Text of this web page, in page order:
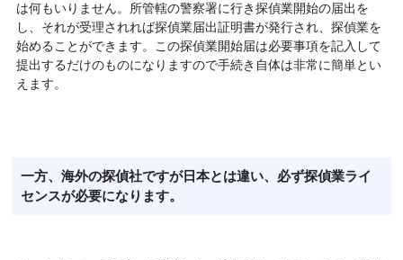
は何もいりません。所管轄の警察署に行き探偵業開始の届出を
し、それが受理されれば探偵業届出証明書が発行され、探偵業を
始めることができます。この探偵業開始届は必要事項を記入して
提出するだけのものになりますので手続き自体は非常に簡単とい
えます。
一方、海外の探偵社ですが日本とは違い、必ず探偵業ライ
センスが必要になります。